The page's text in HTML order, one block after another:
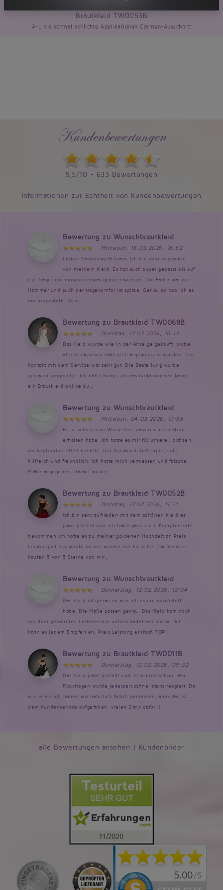
Brautkleid TW0053B
A-Linie schmal schlichte Applikationen Carmen-Ausschnitt
Kundenbewertungen
9,5/10 - 633 Bewertungen
Informationen zur Echtheit von Kundenbewertungen
Bewertung zu Wunschbrautkleid
Mittwoch, 18.03.2026, 16:52
Liebes Taubenweiß team, Ich bin sehr begeistert
von meinem Kleid. Es hat auch super gepasst bis auf
die Träger die mussten etwas gekürzt werden. Die Farbe war der
Hammer und auch der tragekomfor ist spitze. Genau so hab ich es
mir vorgestellt. Von...
Bewertung zu Brautkleid TW0068B
Dienstag, 17.03.2026, 16:14
Das Kleid wurde wie in der Anzeige gekauft, wobei
alle Stickereien statt rot lila gewünscht wurden. Der
Kontakt mit dem Service war sehr gut. Die Bestellung wurde
genauso umgesetzt. Ich hatte Sorge, ob das funktionieren kann,
ein Brautkleid online zu...
Bewertung zu Wunschbrautkleid
Mittwoch, 04.03.2026, 17:58
Es ist schon eine Weile her, dass ich mein Kleid
erhalten habe. Ich hatte es mir für unsere Hochzeit
im September 2024 bestellt. Der Austausch lief super, sehr
hilfreich und freundlich. Ich hatte mich vermessen und falsche
Maße angegeben, darauf wurde...
Bewertung zu Brautkleid TW0052B
Dienstag, 17.02.2026, 11:21
Ich bin sehr zufrieden mit dem schönen Kleid es
passt perfekt und ich habe ganz viele Komplimente
bekommen Ich hatte es zu meiner goldenen Hochzeit an Preis
Leistung ist top würde immer wieder ein Kleid bei Taubenweis
kaufen 5 von 5 Sterne von mir...
Bewertung zu Wunschbrautkleid
Donnerstag, 12.02.2026, 12:04
Das Kleid ist genau so wie ich es mir vorgestellt
habe. Die Maße passen genau. Das Kleid kam noch
vor dem genannten Liefertermin unbeschadet bei mir an. Ich
kann es jedem Empfehlen. Preis Leistung einfach TOP!
Bewertung zu Brautkleid TW0011B
Donnerstag, 12.02.2026, 09:02
Das Kleid passt perfekt und ist wunderschön. Bei
Rückfragen wurde jederzeit schnellstens reagiert. Da
wir leie sind, haben wir natürlich falsch gemessen, aber das ist
dem Kundenservice aufgefallen, vielen Dank dafür :)
alle Bewertungen ansehen | Kundenbilder